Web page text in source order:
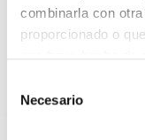
combinarla con
proporcionado o
Necesario
DESTACADAS
SANIDAD CREA
LA ALIANZA
AL PACTO DE